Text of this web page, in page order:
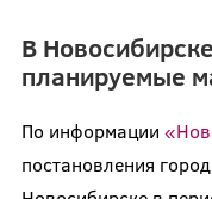
В
планируемые
По информации
постановления